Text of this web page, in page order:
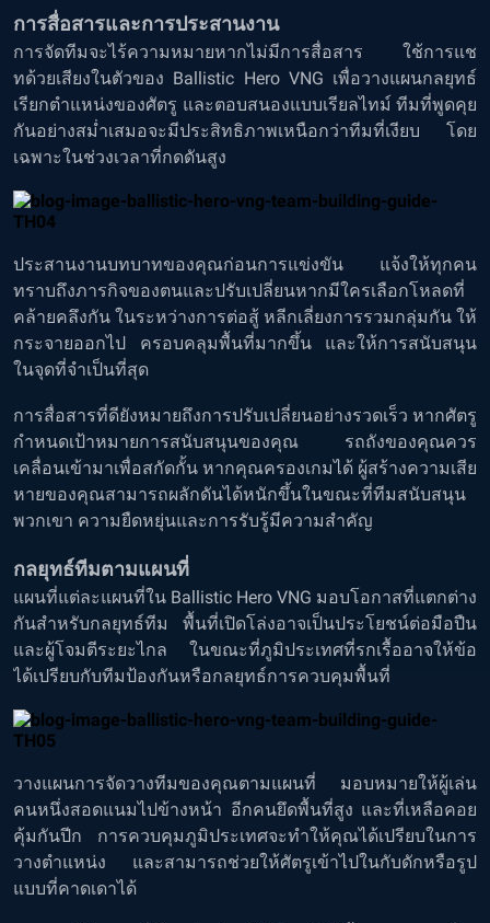
การสื่อสารและการประสานงาน
การจัดทีมจะไร้ความหมายหากไม่มีการสื่อสาร ใช้การแช
ทด้วยเสียงในตัวของ Ballistic Hero VNG เพื่อวางแผนกลยุทธ์
เรียกตำแหน่งของศัตรู และตอบสนองแบบเรียลไทม์ ทีมที่พูดคุย
กันอย่างสม่ำเสมอจะมีประสิทธิภาพเหนือกว่าทีมที่เงียบ โดย
เฉพาะในช่วงเวลาที่กดดันสูง
ประสานงานบทบาทของคุณก่อนการแข่งขัน แจ้งให้ทุกคน
ทราบถึงภารกิจของตนและปรับเปลี่ยนหากมีใครเลือกโหลดที่
คล้ายคลึงกัน ในระหว่างการต่อสู้ หลีกเลี่ยงการรวมกลุ่มกัน ให้
กระจายออกไป ครอบคลุมพื้นที่มากขึ้น และให้การสนับสนุน
ในจุดที่จำเป็นที่สุด
การสื่อสารที่ดียังหมายถึงการปรับเปลี่ยนอย่างรวดเร็ว หากศัตรู
กำหนดเป้าหมายการสนับสนุนของคุณ รถถังของคุณควร
เคลื่อนเข้ามาเพื่อสกัดกั้น หากคุณครองเกมได้ ผู้สร้างความเสีย
หายของคุณสามารถผลักดันได้หนักขึ้นในขณะที่ทีมสนับสนุน
พวกเขา ความยืดหยุ่นและการรับรู้มีความสำคัญ
กลยุทธ์ทีมตามแผนที่
แผนที่แต่ละแผนที่ใน Ballistic Hero VNG มอบโอกาสที่แตกต่าง
กันสำหรับกลยุทธ์ทีม พื้นที่เปิดโล่งอาจเป็นประโยชน์ต่อมือปืน
และผู้โจมตีระยะไกล ในขณะที่ภูมิประเทศที่รกเรื้ออาจให้ข้อ
ได้เปรียบกับทีมป้องกันหรือกลยุทธ์การควบคุมพื้นที่
วางแผนการจัดวางทีมของคุณตามแผนที่ มอบหมายให้ผู้เล่น
คนหนึ่งสอดแนมไปข้างหน้า อีกคนยึดพื้นที่สูง และที่เหลือคอย
คุ้มกันปีก การควบคุมภูมิประเทศจะทำให้คุณได้เปรียบในการ
วางตำแหน่ง และสามารถช่วยให้ศัตรูเข้าไปในกับดักหรือรูป
แบบที่คาดเดาได้